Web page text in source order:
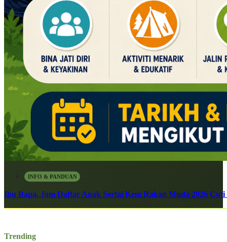
INFO & PANDUAN
Ibu Bapa, Jom Daftar Anak Sertai Kem Rakan Muda 2026
Trending